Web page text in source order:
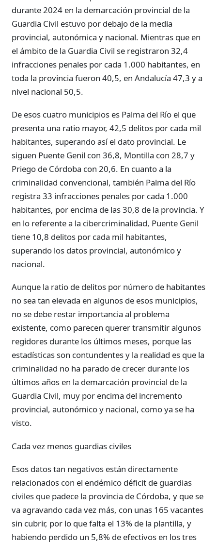
durante 2024 en la demarcación provincial de la
Guardia Civil estuvo por debajo de la media
provincial, autonómica y nacional. Mientras que en
el ámbito de la Guardia Civil se registraron 32,4
infracciones penales por cada 1.000 habitantes, en
toda la provincia fueron 40,5, en Andalucía 47,3 y a
nivel nacional 50,5.
De esos cuatro municipios es Palma del Río el que
presenta una ratio mayor, 42,5 delitos por cada mil
habitantes, superando así el dato provincial. Le
siguen Puente Genil con 36,8, Montilla con 28,7 y
Priego de Córdoba con 20,6. En cuanto a la
criminalidad convencional, también Palma del Río
registra 33 infracciones penales por cada 1.000
habitantes, por encima de las 30,8 de la provincia. Y
en lo referente a la cibercriminalidad, Puente Genil
tiene 10,8 delitos por cada mil habitantes,
superando los datos provincial, autonómico y
nacional.
Aunque la ratio de delitos por número de habitantes
no sea tan elevada en algunos de esos municipios,
no se debe restar importancia al problema
existente, como parecen querer transmitir algunos
regidores durante los últimos meses, porque las
estadísticas son contundentes y la realidad es que la
criminalidad no ha parado de crecer durante los
últimos años en la demarcación provincial de la
Guardia Civil, muy por encima del incremento
provincial, autonómico y nacional, como ya se ha
visto.
Cada vez menos guardias civiles
Esos datos tan negativos están directamente
relacionados con el endémico déficit de guardias
civiles que padece la provincia de Córdoba, y que se
va agravando cada vez más, con unas 165 vacantes
sin cubrir, por lo que falta el 13% de la plantilla, y
habiendo perdido un 5,8% de efectivos en los tres